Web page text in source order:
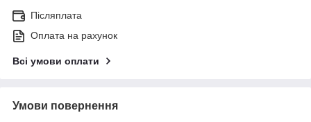
Післяплата
Оплата на рахунок
Всі умови оплати
Умови повернення